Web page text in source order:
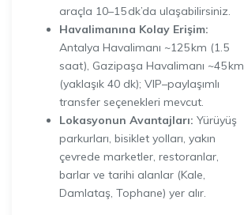
araçla 10–15 dk’da ulaşabilirsiniz.
Havalimanına Kolay Erişim:
Antalya Havalimanı ~125 km (1.5
saat), Gazipaşa Havalimanı ~45 km
(yaklaşık 40 dk); VIP–paylaşımlı
transfer seçenekleri mevcut.
Lokasyonun Avantajları: Yürüyüş
parkurları, bisiklet yolları, yakın
çevrede marketler, restoranlar,
barlar ve tarihi alanlar (Kale,
Damlataş, Tophane) yer alır.